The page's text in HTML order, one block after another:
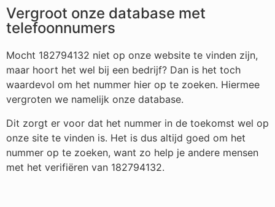
Vergroot onze database met
telefoonnumers
Mocht 182794132 niet op onze website te vinden zijn,
maar hoort het wel bij een bedrijf? Dan is het toch
waardevol om het nummer hier op te zoeken. Hiermee
vergroten we namelijk onze database.
Dit zorgt er voor dat het nummer in de toekomst wel op
onze site te vinden is. Het is dus altijd goed om het
nummer op te zoeken, want zo help je andere mensen
met het verifiëren van 182794132.